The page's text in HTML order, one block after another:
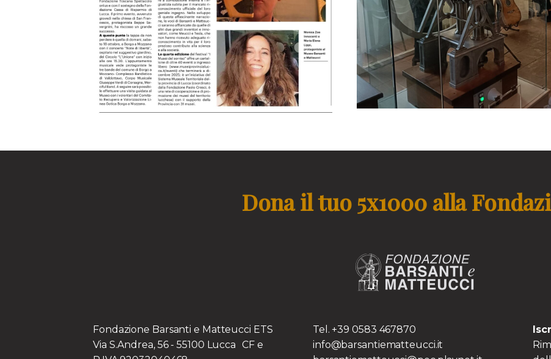
Dona il tuo 5x1000 alla
Fondazione Barsanti e Matteucci ETS
Via S.Andrea, 56 - 55100 Lucca CF e
Tel. +39 0583 467870
info@barsantiematteucci.it